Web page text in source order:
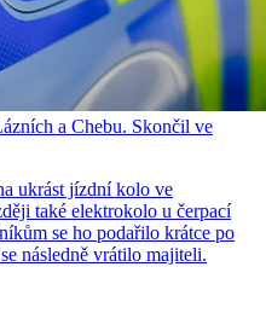
a Chebu. Skončil ve
ukrást jízdní kolo ve
také elektrokolo u čerpací
se ho podařilo krátce po
následně vrátilo majiteli.